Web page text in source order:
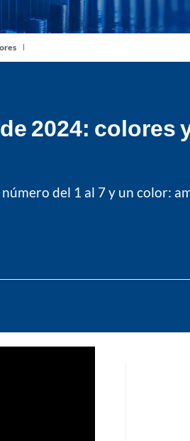
2024: colores
del 1 al 7 y un color: